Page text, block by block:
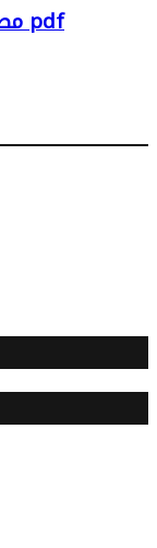
مصاحف القراءات العشر الصغرى بالإفراد pdf